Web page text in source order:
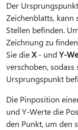
Der
Zeichenblatts, kann
Stellen befinden.
Zeichnung zu
Sie dieX- undY-
verschoben,
Ursprungspunkt
Die Pinposition
und Y-Werte die
den Punkt, um den